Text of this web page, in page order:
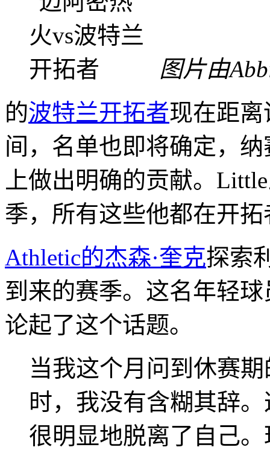
图片由
的波特兰开拓者现在距
间，名单也即将确定，
上做出明确的贡献。
季，所有这些他都在开
Athletic的杰森·奎克探索
到来的赛季。这名年轻
论起了这个话题。
当我这个月问到休赛
时，我没有含糊其辞
很明显地脱离了自己